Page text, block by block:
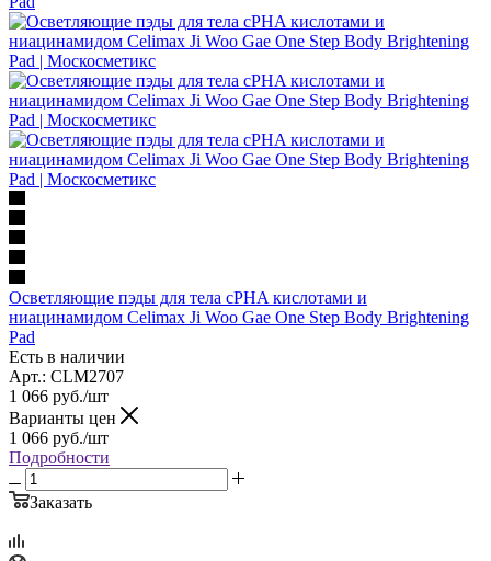
Осветляющие пэды для тела сPHA кислотами и
ниацинамидом Celimax Ji Woo Gae One Step Body Brightening
Pad
Есть в наличии
Арт.: CLM2707
1 066 руб./шт
Варианты цен
1 066 руб./шт
Подробности
Заказать